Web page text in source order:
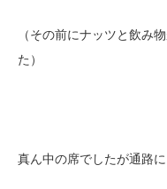
（その前にナッツと飲み
た）
真ん中の席でしたが通路